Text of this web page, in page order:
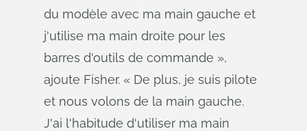
du modèle avec ma main gauche et
j'utilise ma main droite pour les
barres d'outils de commande »,
ajoute Fisher. « De plus, je suis pilote
et nous volons de la main gauche.
J'ai l'habitude d'utiliser ma main